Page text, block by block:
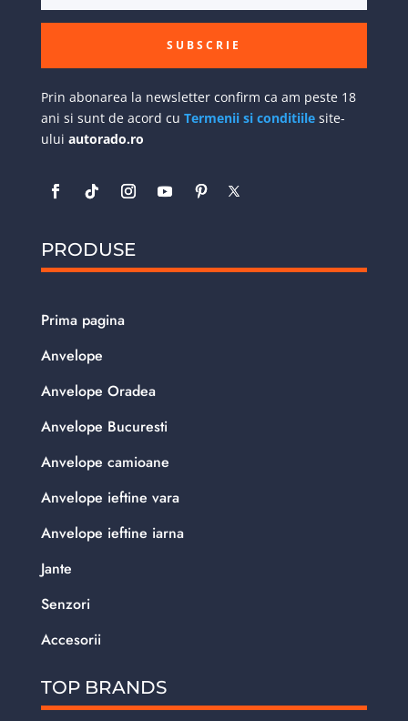
SUBSCRIE
Prin abonarea la newsletter confirm ca am peste 18
ani si sunt de acord cu Termenii si conditiilesite-
ului autorado.ro
PRODUSE
Prima pagina
Anvelope
Anvelope Oradea
Anvelope Bucuresti
Anvelope camioane
Anvelope ieftine vara
Anvelope ieftine iarna
Jante
Senzori
Accesorii
TOP BRANDS